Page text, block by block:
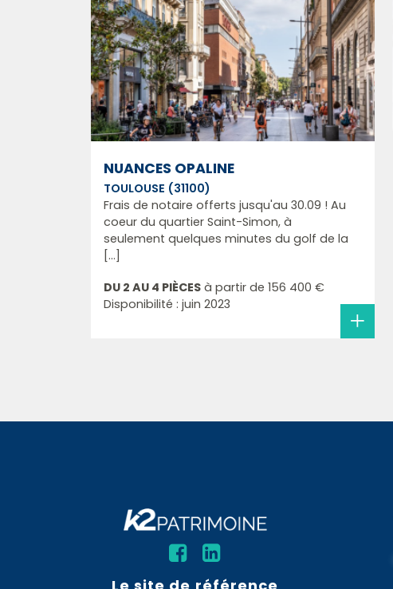
NUANCES OPALINE
TOULOUSE (31100)
Frais de notaire offerts jusqu'au 30.09 ! Au
coeur du quartier Saint-Simon, à
seulement quelques minutes du golf de la
[...]
DU 2 AU 4 PIÈCES à partir de 156 400 €
Disponibilité : juin 2023